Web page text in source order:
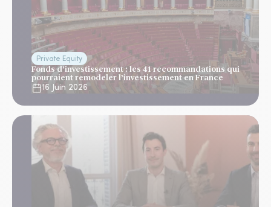
Private Equity
Fonds d'investissement : les 41 recommandations qui
pourraient remodeler l’investissement en France
16 Juin 2026